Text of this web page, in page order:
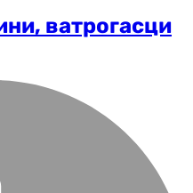
ватрогасци